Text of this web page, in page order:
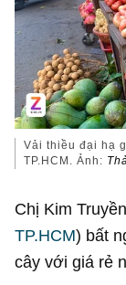
Vải thiều đại hạ
TP.HCM. Ảnh:
Chị Kim
TP.HCM) bất
cây với giá rẻ